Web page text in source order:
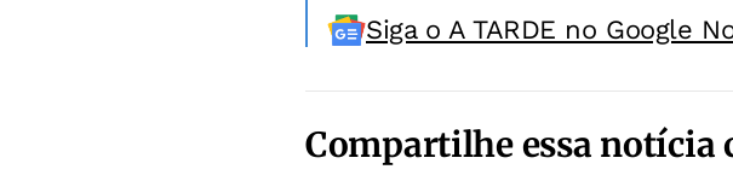
Siga o A TARDE no Google
Compartilhe essa notícia